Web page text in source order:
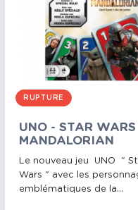
RUPTURE
UNO - STAR WARS
MANDALORIAN
Le nouveau jeu UNO "
Wars " avec les
emblématiques de la...